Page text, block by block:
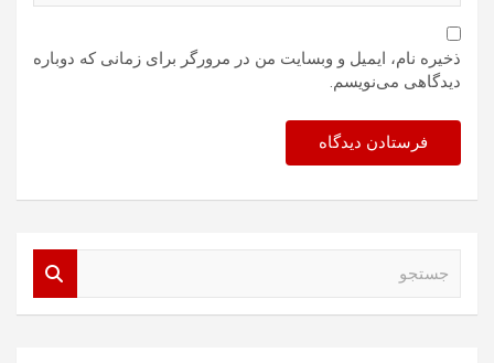
ذخیره نام، ایمیل و وبسایت من در مرورگر برای زمانی که دوباره
دیدگاهی می‌نویسم.